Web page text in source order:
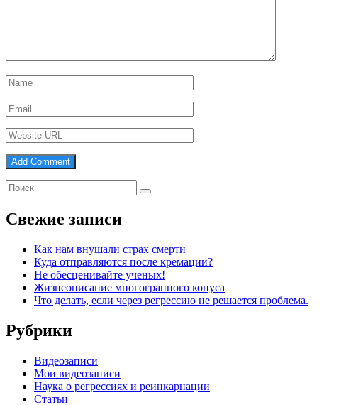
Свежие записи
Как нам внушали страх смерти
Куда отправляются после кремации?
Не обесценивайте ученых!
Жизнеописание многогранного конуса
Что делать, если через регрессию не решается проблема.
Рубрики
Видеозаписи
Мои видеозаписи
Наука о регрессиях и реинкарнации
Статьи